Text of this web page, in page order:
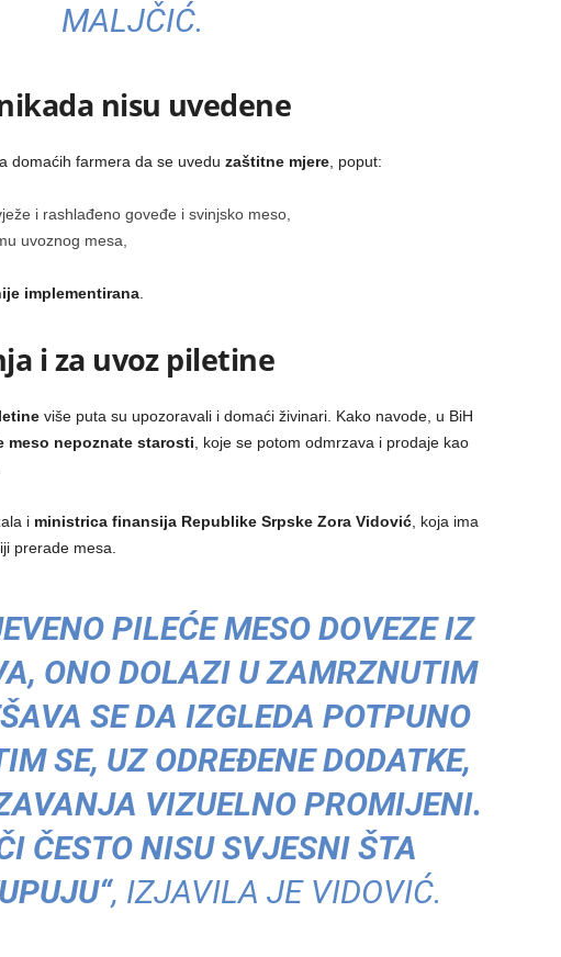
MALJČIĆ.
nisu uvedene
domaćih farmera da se uvedu zaštitne mjere, poput:
i rashlađeno goveđe i svinjsko meso,
uvoznog mesa,
implementirana.
i za uvoz piletine
više puta su upozoravali i domaći živinari. Kako navode, u BiH
meso nepoznate starosti , koje se potom odmrzava i prodaje kao
i ministrica finansija Republike Srpske Zora Vidović, koja ima
prerade mesa.
PILEĆE MESO DOVEZE IZ
ONO DOLAZI U ZAMRZNUTIM
SE DA IZGLEDA POTPUNO
SE, UZ ODREĐENE DODATKE,
VIZUELNO PROMIJENI.
ČESTO NISU SVJESNI ŠTA
, IZJAVILA JE VIDOVIĆ.